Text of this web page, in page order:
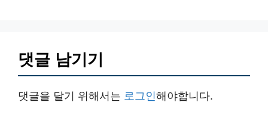
댓글 남기기
댓글을 달기 위해서는 로그인해야합니다.